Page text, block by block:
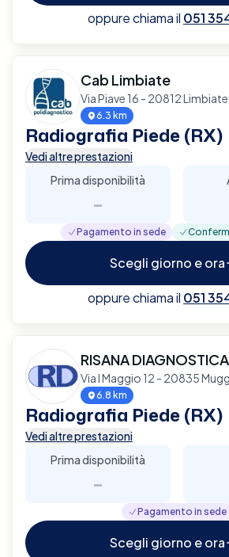
oppure chiama il 051
Cab Limbiate
Via Piave 16 - 20812 Limbiate
6.3 km
Radiografia Piede (RX)
Vedi altre prestazioni
Prima disponibilità
-
Pagamento in sede
Scegli giorno e ora
oppure chiama il 051
RISANA DIAGNOSTICA
Via I Maggio 12 - 20835
6.8 km
Radiografia Piede (RX)
Vedi altre prestazioni
Prima disponibilità
-
Pagamento in sede
Scegli giorno e ora